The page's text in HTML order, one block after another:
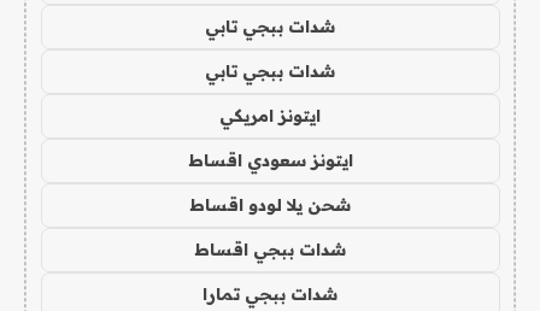
شدات ببجي تابي
شدات ببجي تابي
ايتونز امريكي
ايتونز سعودي اقساط
شحن يلا لودو اقساط
شدات ببجي اقساط
شدات ببجي تمارا